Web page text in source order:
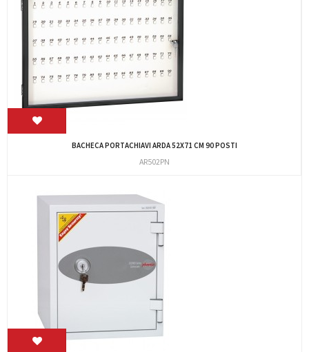
BACHECA PORTACHIAVI ARDA 52X71 CM 90 POSTI
AR502PN